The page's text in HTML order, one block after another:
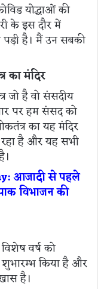
योद्धाओं की
के इस दौर में
पड़ी है। मैं उन सबकी
का मंदिर
जो है वो संसदीय
पर हम संसद को
का यह मंदिर
है और यह सभी
आजादी से पहले
विभाजन की
वर्ष को
किया है और
है।